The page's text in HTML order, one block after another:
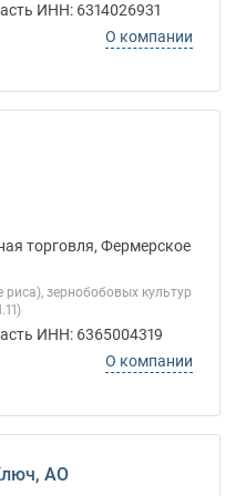
ИНН: 6314026931
О компании
торговля, Фермерское
зернобобовых культур
ИНН: 6365004319
О компании
АО